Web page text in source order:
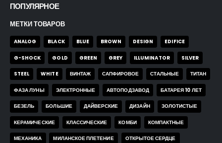
ПОПУЛЯРНОЕ
МЕТКИ ТОВАРОВ
ANALOG BLACK BLUE BROWN DESIGN EDIFICE
G-SHOCK GOLD GREEN GREY ILLUMINATOR SILVER
STEEL WHITE ВИНТАЖ САПФИРОВОЕ СТАЛЬНЫЕ ТИТАН
ФАЗА ЛУНЫ ЭЛЕКТРОННЫЕ АВТОПОДЗАВОД БАТАРЕЯ 10 ЛЕТ
БЕЗЕЛЬ БОЛЬШИЕ ДАЙВЕРСКИЕ ДИЗАЙН ЗОЛОТИСТЫЕ
КЕРАМИЧЕСКИЕ КЛАССИЧЕСКИЕ КОМБИ КОМПАКТНЫЕ
МЕХАНИКА МИЛАНСКОЕ ПЛЕТЕНИЕ ОТКРЫТОЕ СЕРДЦЕ